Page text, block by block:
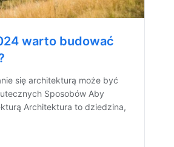
warto budować
się architekturą może być
Sposobów Aby
Architektura to dziedzina,